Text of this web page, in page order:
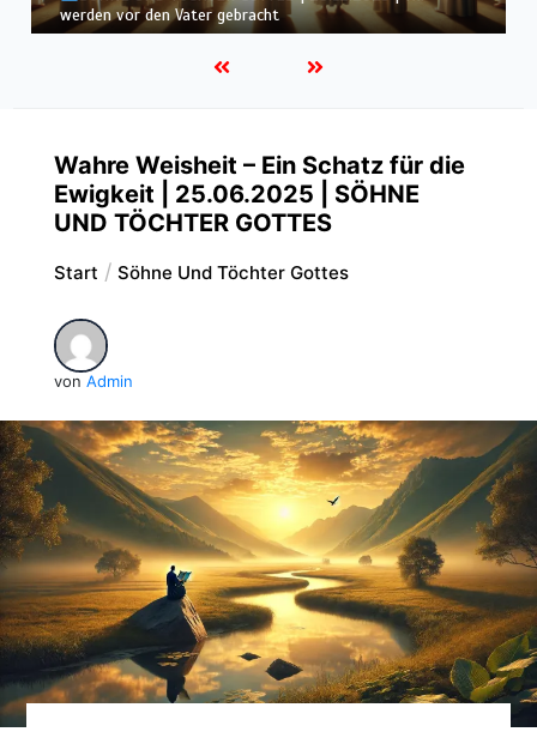
befunden – wir werden in Weiß wandeln
Wahre Weisheit – Ein Schatz für die
Ewigkeit | 25.06.2025 | SÖHNE
UND TÖCHTER GOTTES
Start Söhne Und Töchter Gottes
von Admin